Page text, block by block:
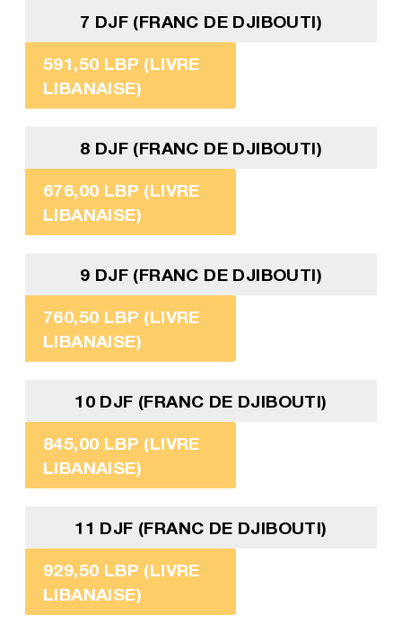
7 DJF (FRANC DE DJIBOUTI)
591,50 LBP (LIVRE
LIBANAISE)
8 DJF (FRANC DE DJIBOUTI)
676,00 LBP (LIVRE
LIBANAISE)
9 DJF (FRANC DE DJIBOUTI)
760,50 LBP (LIVRE
LIBANAISE)
10 DJF (FRANC DE DJIBOUTI)
845,00 LBP (LIVRE
LIBANAISE)
11 DJF (FRANC DE DJIBOUTI)
929,50 LBP (LIVRE
LIBANAISE)